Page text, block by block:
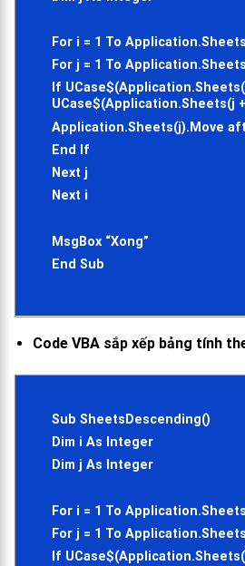
For i = 1 To
For j = 1 To
If
UCase$(Application.Sheets(j
Application.Sheets(j).Move
End If
Next j
Next i
MsgBox “Xong”
End Sub
Code VBA sắp xếp bảng tính
Sub SheetsDescending()
Dim i As Integer
Dim j As Integer
For i = 1 To
For j = 1 To
If